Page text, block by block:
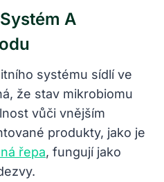
A
systému sídlí ve
že stav mikrobiomu
vůči vnějším
produkty, jako je
řepa, fungují jako